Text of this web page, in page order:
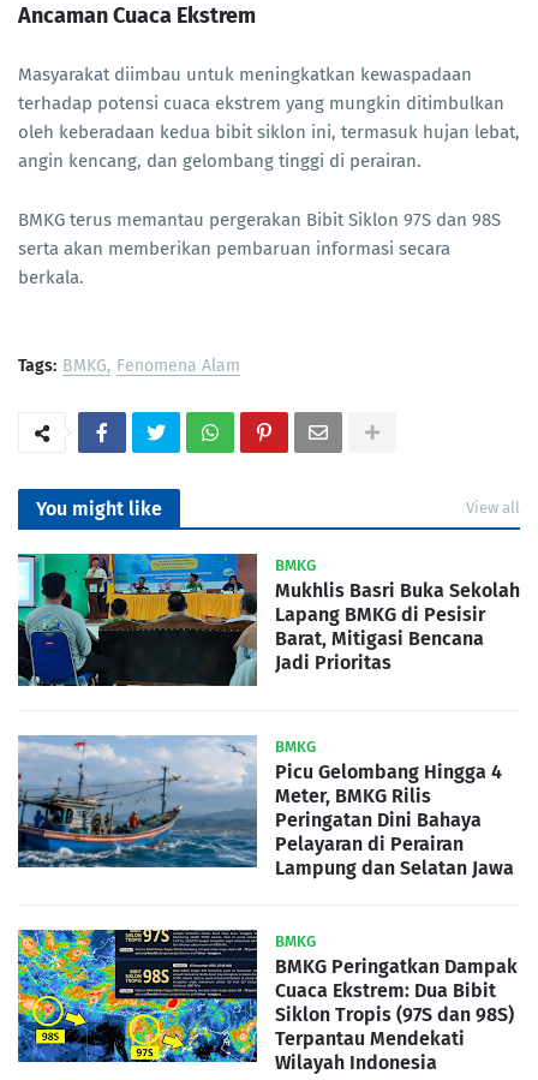
Ancaman Cuaca Ekstrem
Masyarakat diimbau untuk meningkatkan kewaspadaan
terhadap potensi cuaca ekstrem yang mungkin ditimbulkan
oleh keberadaan kedua bibit siklon ini, termasuk hujan lebat,
angin kencang, dan gelombang tinggi di perairan.
BMKG terus memantau pergerakan Bibit Siklon 97S dan 98S
serta akan memberikan pembaruan informasi secara
berkala.
Tags: BMKG Fenomena Alam
You might like View all
BMKG
Mukhlis Basri Buka Sekolah
Lapang BMKG di Pesisir
Barat, Mitigasi Bencana
Jadi Prioritas
BMKG
Picu Gelombang Hingga 4
Meter, BMKG Rilis
Peringatan Dini Bahaya
Pelayaran di Perairan
Lampung dan Selatan Jawa
BMKG
BMKG Peringatkan Dampak
Cuaca Ekstrem: Dua Bibit
Siklon Tropis (97S dan 98S)
Terpantau Mendekati
Wilayah Indonesia